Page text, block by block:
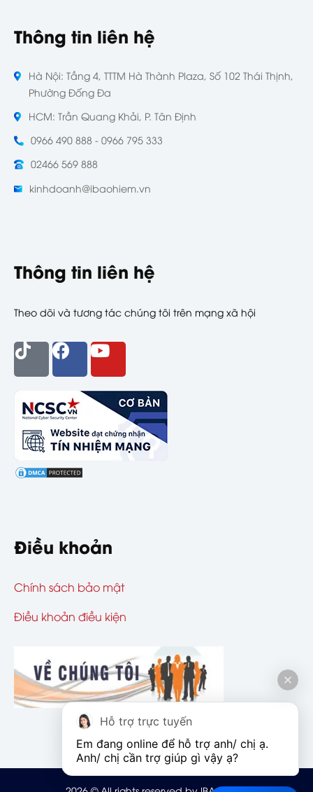
Thông tin liên hệ
Hà Nội: Tầng 4, TTTM Hà Thành Plaza, Số 102 Thái Thịnh,
Phường Đống Đa
HCM: Trần Quang Khải, P. Tân Định
0966 490 888 - 0966 795 333
02466 569 888
kinhdoanh@ibaohiem.vn
Thông tin liên hệ
Theo dõi và tương tác chúng tôi trên mạng xã hội
Điều khoản
Chính sách bảo mật
Điều khoản điều kiện
Hỗ trợ trực tuyến
Em đang online để hỗ trợ anh/ chị ạ.
Anh/ chị cần trợ giúp gì vậy ạ?